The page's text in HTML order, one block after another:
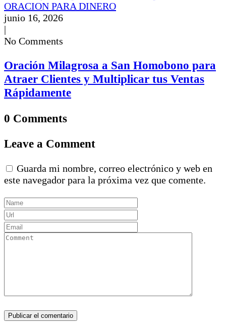
ORACION PARA DINERO
junio 16, 2026
|
No Comments
Oración Milagrosa a San Homobono para
Atraer Clientes y Multiplicar tus Ventas
Rápidamente
0 Comments
Leave a Comment
Guarda mi nombre, correo electrónico y web en
este navegador para la próxima vez que comente.